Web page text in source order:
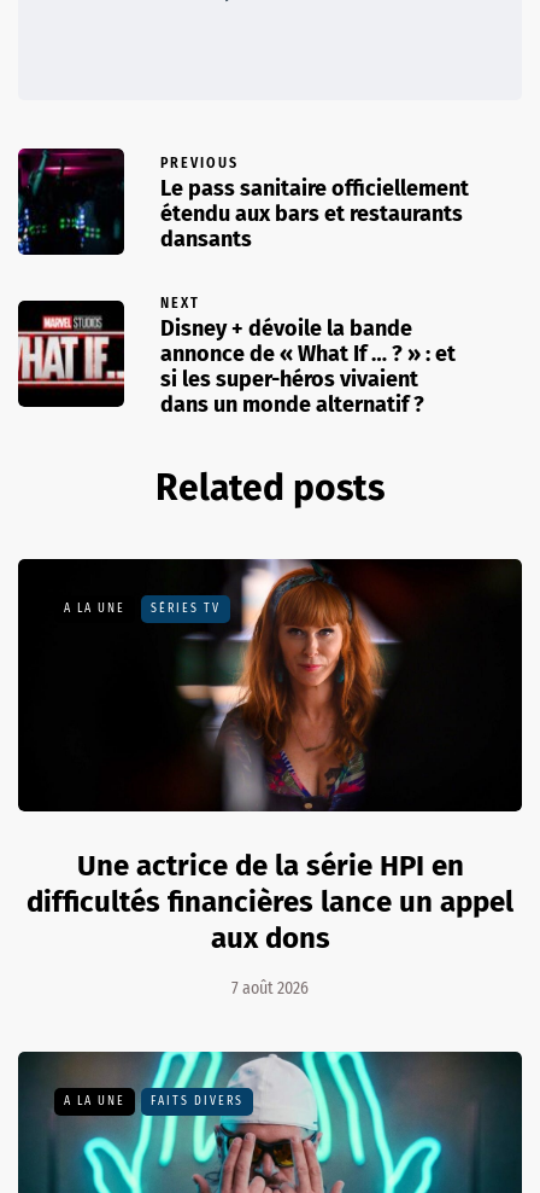
PREVIOUS
Le pass sanitaire officiellement
étendu aux bars et restaurants
dansants
NEXT
Disney + dévoile la bande
annonce de « What If … ? » : et
si les super-héros vivaient
dans un monde alternatif ?
Related posts
A LA UNE SÉRIES TV
Une actrice de la série HPI en
difficultés financières lance un appel
aux dons
7 août 2026
A LA UNE FAITS DIVERS